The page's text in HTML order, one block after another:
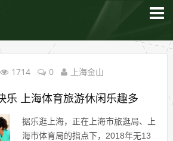
1714 0 上海金山
乐 上海体育旅游休闲乐趣多
据乐逛上海，正在上海市旅逛局、上
海市体育局的指点下，2018年无13